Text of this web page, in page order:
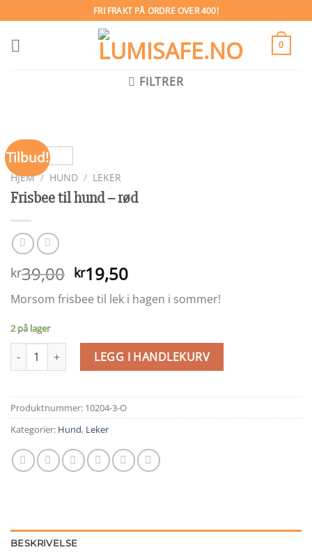
to
content
FRI FRAKT PÅ ORDRE OVER 400!
0
FILTRER
Tilbud!
HJEM / HUND / LEKER
Frisbee til hund – rød
kr39,00 Opprinnelig
pris
var:
kr19,50Nåværende
pris
er:
Morsom frisbee til lek i hagen i sommer!
2 på lager
Frisbee til hund - rød antallLEGG I HANDLEKURV
Produktnummer: 10204-3-O
Kategorier: Hund, Leker
BESKRIVELSE